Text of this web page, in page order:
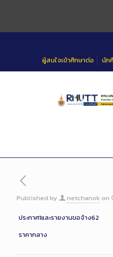
ผู้สนใจเข้าศึกษาต่อ นัก
Published by netchanok on
ประกาศ1และรายงานขอจ้าง62
ราคากลาง